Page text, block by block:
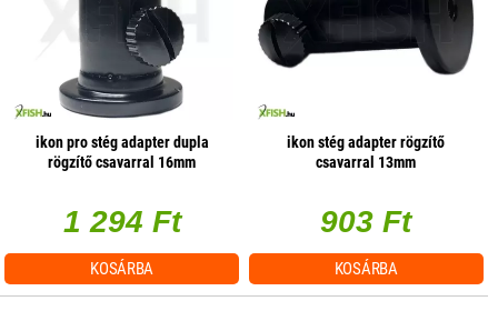
ikon pro stég adapter dupla
rögzítő csavarral 16mm
1 294 Ft
KOSÁRBA
ikon stég adapter rögzítő
csavarral 13mm
903 Ft
KOSÁRBA